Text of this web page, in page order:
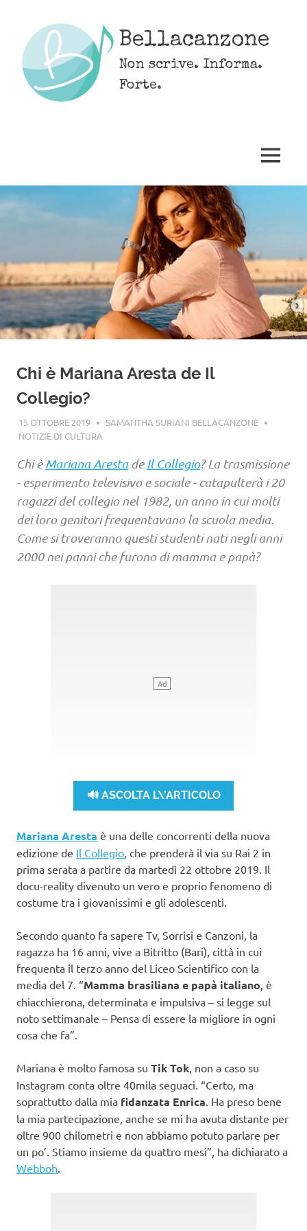
content
Bellacanzone
Non scrive. Informa.
Forte.
MENU
Chi è Mariana Aresta de Il
Collegio?
15 OTTOBRE 2019
SAMANTHA SURIANI BELLACANZONE
NOTIZIE DI CULTURA
Chi èMariana ArestadeIl Collegio? La trasmissione
- esperimento televisivo e sociale - catapulterà i 20
ragazzi del collegio nel 1982, un anno in cui molti
dei loro genitori frequentavano la scuola media.
Come si troveranno questi studenti nati negli anni
2000 nei panni che furono di mamma e papà?
🔊 ASCOLTA L\'ARTICOLO
Mariana Aresta è una delle concorrenti della nuova
edizione de Il Collegio , che prenderà il via su Rai 2 in
prima serata a partire da martedì 22 ottobre 2019. Il
docu-reality divenuto un vero e proprio fenomeno di
costume tra i giovanissimi e gli adolescenti.
Secondo quanto fa sapere Tv, Sorrisi e Canzoni, la
ragazza ha 16 anni, vive a Bitritto (Bari), città in cui
frequenta il terzo anno del Liceo Scientifico con la
media del 7. “Mamma brasiliana e papà italiano , è
chiacchierona, determinata e impulsiva – si legge sul
noto settimanale – Pensa di essere la migliore in ogni
cosa che fa”.
Mariana è molto famosa su Tik Tok , non a caso su
Instagram conta oltre 40mila seguaci. “Certo, ma
soprattutto dalla mia fidanzata Enrica . Ha preso bene
la mia partecipazione, anche se mi ha avuta distante per
oltre 900 chilometri e non abbiamo potuto parlare per
un po’. Stiamo insieme da quattro mesi”, ha dichiarato a
Webboh